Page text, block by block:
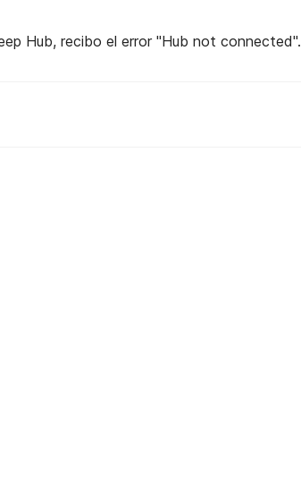
Hub, recibo el error "Hub not connected".